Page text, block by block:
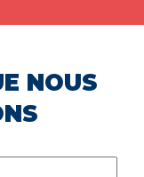
NOUS